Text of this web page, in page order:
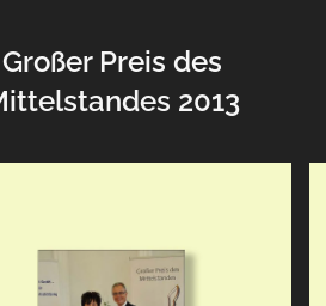
Großer Preis des
2013